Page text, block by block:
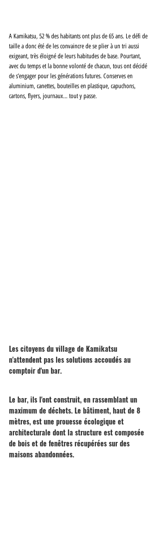
A Kamikatsu, 52 % des habitants ont plus de 65 ans. Le défi de
taille a donc été de les convaincre de se plier à un tri aussi
exigeant, très éloigné de leurs habitudes de base. Pourtant,
avec du temps et la bonne volonté de chacun, tous ont décidé
de s’engager pour les générations futures. Conserves en
aluminium, canettes, bouteilles en plastique, capuchons,
cartons, flyers, journaux… tout y passe.
Les citoyens du village de Kamikatsu
n'attendent pas les solutions accoudés au
comptoir d'un bar.
Le bar, ils l'ont construit, en rassemblant un
maximum de déchets. Le bâtiment, haut de 8
mètres, est une prouesse écologique et
architecturale dont la structure est composée
de bois et de fenêtres récupérées sur des
maisons abandonnées.